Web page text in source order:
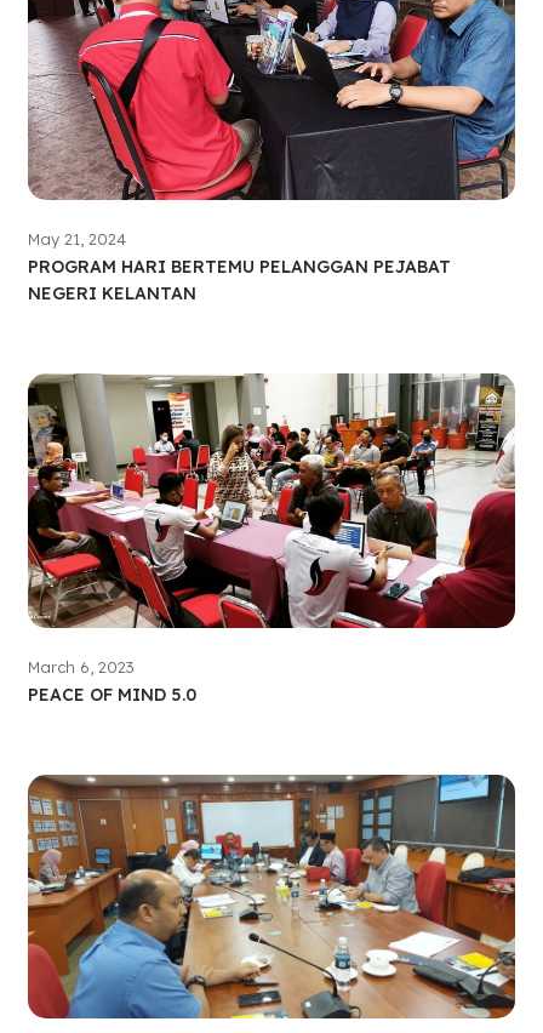
May 21, 2024
PROGRAM HARI BERTEMU PELANGGAN PEJABAT
NEGERI KELANTAN
March 6, 2023
PEACE OF MIND 5.0